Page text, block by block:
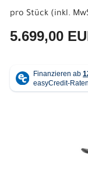
pro Stück (inkl.
5.699,00